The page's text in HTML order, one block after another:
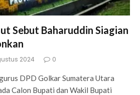
Sebut Baharuddin Siagian
2024 0
DPD Golkar Sumatera Utara
Calon Bupati dan Wakil Bupati